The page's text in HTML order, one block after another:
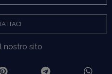
nostro sito